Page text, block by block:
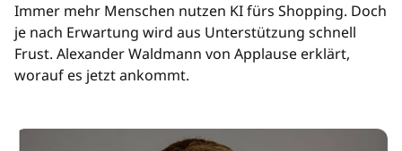
Immer mehr Menschen nutzen KI fürs Shopping. Doch
je nach Erwartung wird aus Unterstützung schnell
Frust. Alexander Waldmann von Applause erklärt,
worauf es jetzt ankommt.